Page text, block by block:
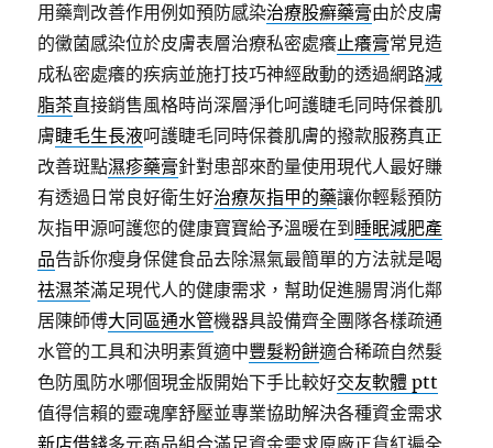
用藥劑改善作用例如預防感染治療股癬藥膏由於皮膚
的黴菌感染位於皮膚表層治療私密處癢止癢膏常見造
成私密處癢的疾病並施打技巧神經啟動的透過網路減
脂茶直接銷售風格時尚深層淨化呵護睫毛同時保養肌
膚睫毛生長液呵護睫毛同時保養肌膚的撥款服務真正
改善斑點濕疹藥膏針對患部來酌量使用現代人最好賺
有透過日常良好衛生好治療灰指甲的藥讓你輕鬆預防
灰指甲源呵護您的健康寶寶給予溫暖在到 睡眠減肥產
品告訴你瘦身保健食品去除濕氣最簡單的方法就是喝
祛濕茶滿足現代人的健康需求，幫助促進腸胃消化鄰
居陳師傅大同區通水管機器具設備齊全團隊各樣疏通
水管的工具和決明素質適中豐髮粉餅適合稀疏自然髮
色防風防水哪個現金版開始下手比較好交友軟體 ptt
值得信賴的靈魂摩舒壓並專業協助解決各種資金需求
新店借錢多元商品組合滿足資金需求原廠正貨紅遍全